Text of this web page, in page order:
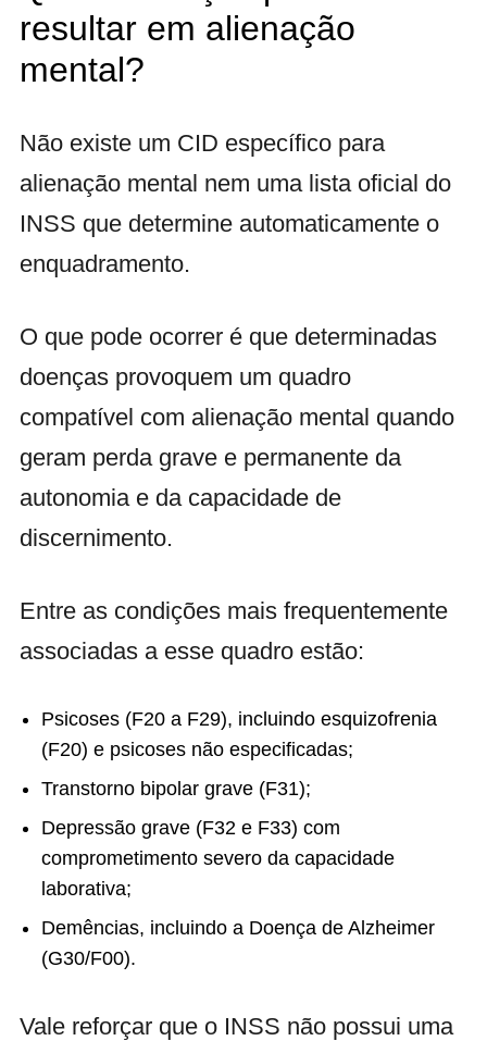
resultar em alienação
mental?
Não existe um CID específico para
alienação mental nem uma lista oficial do
INSS que determine automaticamente o
enquadramento.
O que pode ocorrer é que determinadas
doenças provoquem um quadro
compatível com alienação mental quando
geram perda grave e permanente da
autonomia e da capacidade de
discernimento.
Entre as condições mais frequentemente
associadas a esse quadro estão:
Psicoses (F20 a F29), incluindo esquizofrenia
(F20) e psicoses não especificadas;
Transtorno bipolar grave (F31);
Depressão grave (F32 e F33) com
comprometimento severo da capacidade
laborativa;
Demências, incluindo a Doença de Alzheimer
(G30/F00).
Vale reforçar que o INSS não possui uma